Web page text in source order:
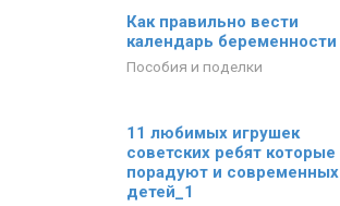
Как правильно вести
календарь беременности
Пособия и поделки
11 любимых игрушек
советских ребят которые
порадуют и современных
детей_1